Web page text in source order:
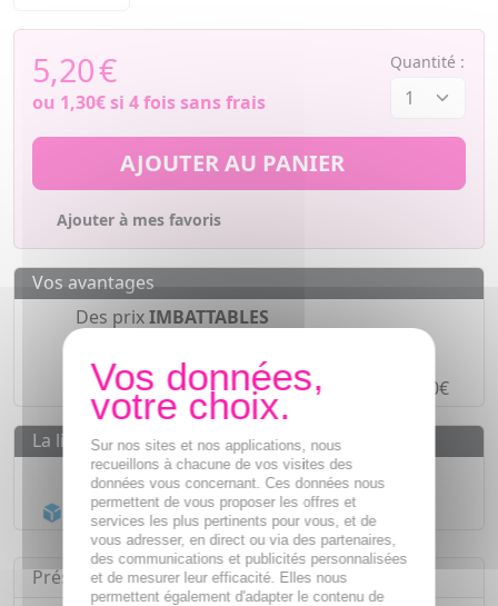
5,20€
ou 1,30€si 4 fois sans frais
Quantité :
AJOUTER AU PANIER
Ajouter à mes favoris
Vos avantages
Des prixIMBATTABLES
Paiement en4 fois sans frais à partir de 30€
La livraison
Livraison gratuite dès55€
Acheminement Chronoposten 24h*
Présentation
Sur nos sites et nos applications, nous
recueillons à chacune de vos visites des
données vous concernant. Ces données nous
permettent de vous proposer les offres et
services les plus pertinents pour vous, et de
vous adresser, en direct ou via des partenaires,
des communications et publicités personnalisées
et de mesurer leur efficacité. Elles nous
permettent également d'adapter le contenu de